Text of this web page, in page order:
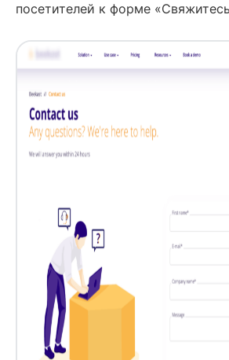
посетителей к форме